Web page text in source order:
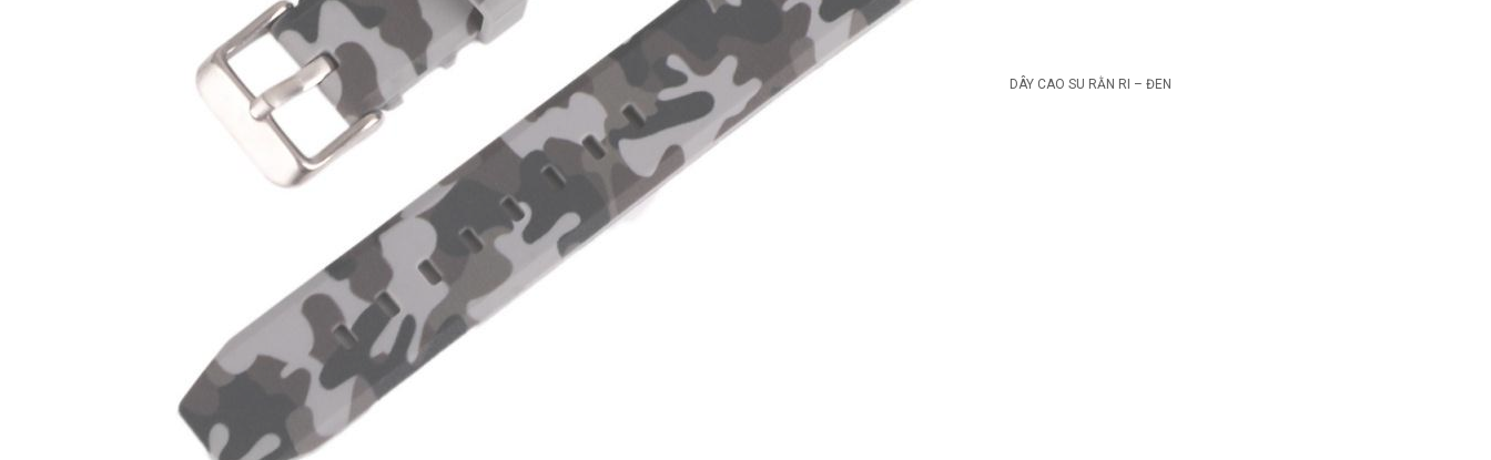
DÂY CAO SU RẰN RI – ĐEN